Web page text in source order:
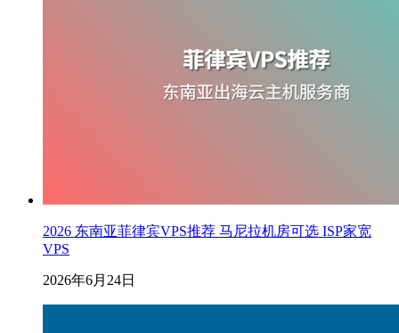
2026 东南亚菲律宾VPS推荐 马尼拉机房可选 ISP家宽
VPS
2026年6月24日